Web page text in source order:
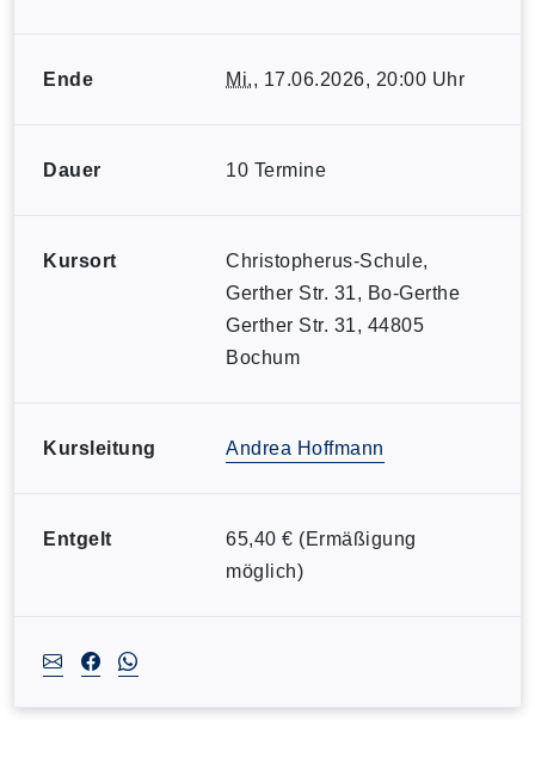
Ende Mi., 17.06.2026, 20:00 Uhr
Dauer 10 Termine
Kursort
Christopherus-Schule,
Gerther Str. 31, Bo-Gerthe
Gerther Str. 31, 44805
Bochum
Kursleitung Andrea Hoffmann
Entgelt
65,40 € (Ermäßigung
möglich)